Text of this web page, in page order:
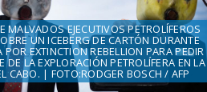
MALVADOS EJECUTIVOS PETROLÍFEROS
UN ICEBERG DE CARTÓN DURANTE
EXTINCTION REBELLION PARA PEDIR
LA EXPLORACIÓN PETROLÍFERA EN LA
CABO. | FOTO:RODGER BOSCH / AFP